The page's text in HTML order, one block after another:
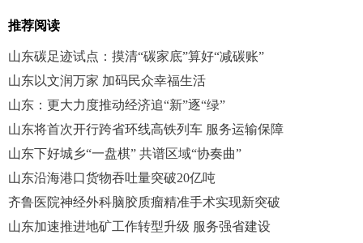
推荐阅读
山东碳足迹试点：摸清“碳家底”算好“减碳账”
山东以文润万家 加码民众幸福生活
山东：更大力度推动经济追“新”逐“绿”
山东将首次开行跨省环线高铁列车 服务运输保障
山东下好城乡“一盘棋” 共谱区域“协奏曲”
山东沿海港口货物吞吐量突破20亿吨
齐鲁医院神经外科脑胶质瘤精准手术实现新突破
山东加速推进地矿工作转型升级 服务强省建设